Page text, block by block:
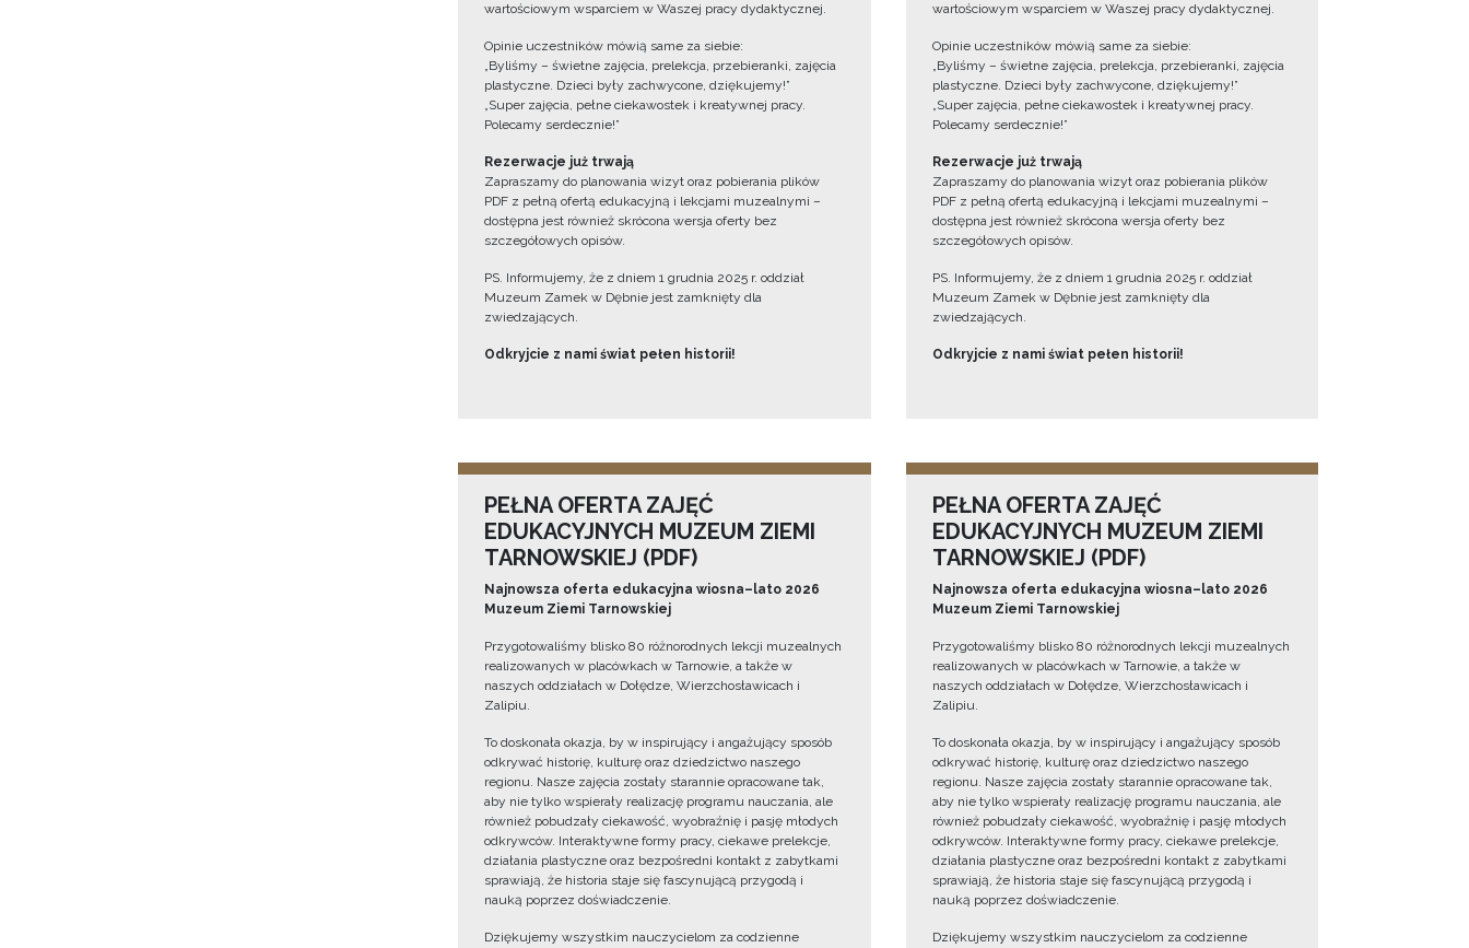
wartościowym wsparciem w Waszej pracy dydaktycznej.
Opinie uczestników mówią same za siebie:
„Byliśmy – świetne zajęcia, prelekcja, przebieranki, zajęcia
plastyczne. Dzieci były zachwycone, dziękujemy!”
„Super zajęcia, pełne ciekawostek i kreatywnej pracy.
Polecamy serdecznie!”
Rezerwacje już trwają
Zapraszamy do planowania wizyt oraz pobierania plików
PDF z pełną ofertą edukacyjną i lekcjami muzealnymi –
dostępna jest również skrócona wersja oferty bez
szczegółowych opisów.
PS. Informujemy, że z dniem 1 grudnia 2025 r. oddział
Muzeum Zamek w Dębnie jest zamknięty dla
zwiedzających.
Odkryjcie z nami świat pełen historii!
wartościowym wsparciem w Waszej pracy dydaktycznej.
Opinie uczestników mówią same za siebie:
„Byliśmy – świetne zajęcia, prelekcja, przebieranki, zajęcia
plastyczne. Dzieci były zachwycone, dziękujemy!”
„Super zajęcia, pełne ciekawostek i kreatywnej pracy.
Polecamy serdecznie!”
Rezerwacje już trwają
Zapraszamy do planowania wizyt oraz pobierania plików
PDF z pełną ofertą edukacyjną i lekcjami muzealnymi –
dostępna jest również skrócona wersja oferty bez
szczegółowych opisów.
PS. Informujemy, że z dniem 1 grudnia 2025 r. oddział
Muzeum Zamek w Dębnie jest zamknięty dla
zwiedzających.
Odkryjcie z nami świat pełen historii!
PEŁNA OFERTA ZAJĘĆ
EDUKACYJNYCH MUZEUM ZIEMI
TARNOWSKIEJ (PDF)
Najnowsza oferta edukacyjna wiosna–lato 2026
Muzeum Ziemi Tarnowskiej
Przygotowaliśmy blisko 80 różnorodnych lekcji muzealnych
realizowanych w placówkach w Tarnowie, a także w
naszych oddziałach w Dołędze, Wierzchosławicach i
Zalipiu.
To doskonała okazja, by w inspirujący i angażujący sposób
odkrywać historię, kulturę oraz dziedzictwo naszego
regionu. Nasze zajęcia zostały starannie opracowane tak,
aby nie tylko wspierały realizację programu nauczania, ale
również pobudzały ciekawość, wyobraźnię i pasję młodych
odkrywców. Interaktywne formy pracy, ciekawe prelekcje,
działania plastyczne oraz bezpośredni kontakt z zabytkami
sprawiają, że historia staje się fascynującą przygodą i
nauką poprzez doświadczenie.
Dziękujemy wszystkim nauczycielom za codzienne
PEŁNA OFERTA ZAJĘĆ
EDUKACYJNYCH MUZEUM ZIEMI
TARNOWSKIEJ (PDF)
Najnowsza oferta edukacyjna wiosna–lato 2026
Muzeum Ziemi Tarnowskiej
Przygotowaliśmy blisko 80 różnorodnych lekcji muzealnych
realizowanych w placówkach w Tarnowie, a także w
naszych oddziałach w Dołędze, Wierzchosławicach i
Zalipiu.
To doskonała okazja, by w inspirujący i angażujący sposób
odkrywać historię, kulturę oraz dziedzictwo naszego
regionu. Nasze zajęcia zostały starannie opracowane tak,
aby nie tylko wspierały realizację programu nauczania, ale
również pobudzały ciekawość, wyobraźnię i pasję młodych
odkrywców. Interaktywne formy pracy, ciekawe prelekcje,
działania plastyczne oraz bezpośredni kontakt z zabytkami
sprawiają, że historia staje się fascynującą przygodą i
nauką poprzez doświadczenie.
Dziękujemy wszystkim nauczycielom za codzienne